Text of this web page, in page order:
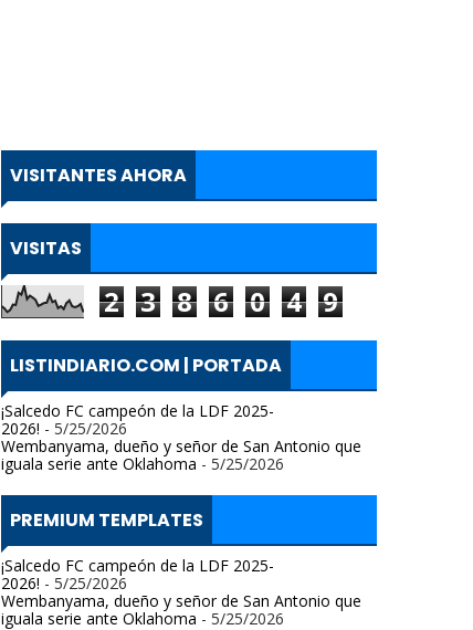
VISITANTES AHORA
VISITAS
2 3 8 6 0 4 9
LISTINDIARIO.COM | PORTADA
¡Salcedo FC campeón de la LDF 2025-
2026! - 5/25/2026
Wembanyama, dueño y señor de San Antonio que
iguala serie ante Oklahoma - 5/25/2026
PREMIUM TEMPLATES
¡Salcedo FC campeón de la LDF 2025-
2026! - 5/25/2026
Wembanyama, dueño y señor de San Antonio que
iguala serie ante Oklahoma - 5/25/2026